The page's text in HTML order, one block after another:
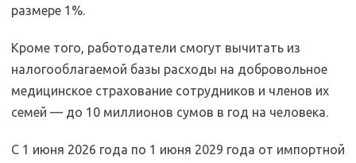
размере 1%.
Кроме того, работодатели смогут вычитать из
налогооблагаемой базы расходы на добровольное
медицинское страхование сотрудников и членов их
семей — до 10 миллионов сумов в год на человека.
С 1 июня 2026 года по 1 июня 2029 года от импортной